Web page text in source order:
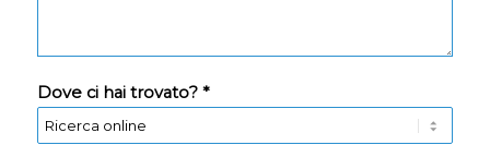
Dove ci hai trovato? *